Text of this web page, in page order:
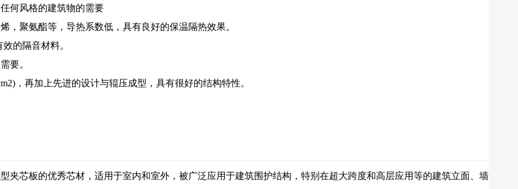
何风格的建筑物的需要
聚氨酯等，导热系数低，具有良好的保温隔热效果。
的隔音材料。
要。
，再加上先进的设计与辊压成型，具有很好的结构特性。
芯板的优秀芯材，适用于室内和室外，被广泛应用于建筑围护结构，特别在超大跨度和高层应用等的建筑立面、墙